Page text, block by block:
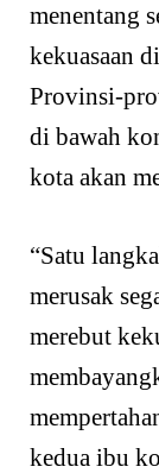
menentang
kekuasaan
Provinsi-
di bawah
kota akan
“Satu
merusak
merebut
kedua ibu